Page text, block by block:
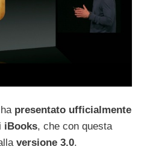
ha presentato ufficialmente
iBooks, che con questa
versione 3.0.